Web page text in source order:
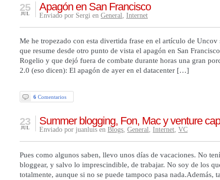
Apagón en San Francisco
25
JUL Enviado por Sergi en General, Internet
Me he tropezado con esta divertida frase en el artículo de Uncov
que resume desde otro punto de vista el apagón en San
Rogelio y que dejó fuera de combate durante horas una gran
2.0 (eso dicen): El apagón de ayer en el datacenter […]
6 Comentarios
Summer blogging, Fon, Mac y venture
23
JUL Enviado por juanluis en Blogs, General, Internet, VC
Pues como algunos saben, llevo unos días de vacaciones. No
bloggear, y salvo lo imprescindible, de trabajar. No soy de los
totalmente, aunque si no se puede tampoco pasa nada.Además,